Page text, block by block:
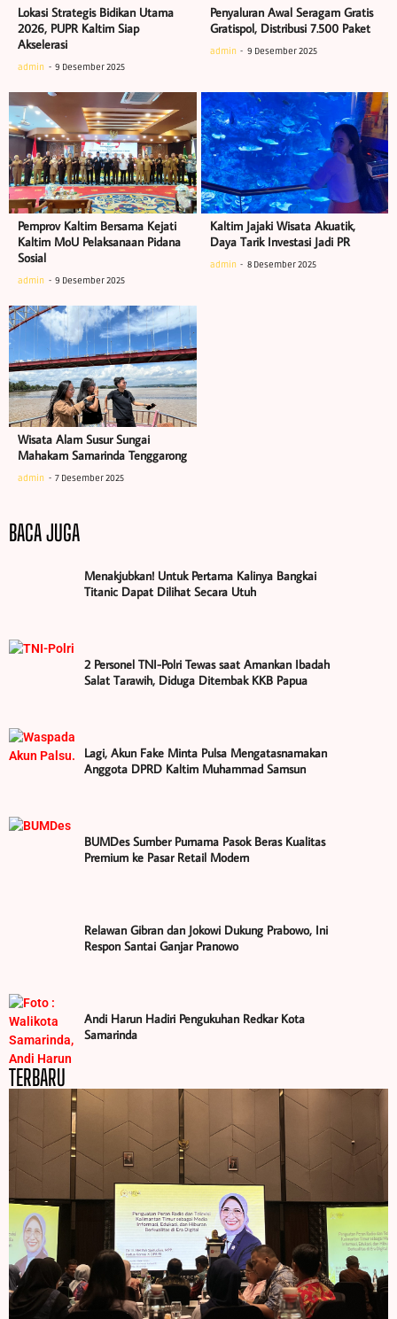
Lokasi Strategis Bidikan Utama
2026, PUPR Kaltim Siap
Akselerasi
admin 9 Desember 2025
Penyaluran Awal Seragam Gratis
Gratispol, Distribusi 7.500 Paket
admin 9 Desember 2025
Pemprov Kaltim Bersama Kejati
Kaltim MoU Pelaksanaan Pidana
Sosial
admin 9 Desember 2025
Kaltim Jajaki Wisata Akuatik,
Daya Tarik Investasi Jadi PR
admin 8 Desember 2025
Wisata Alam Susur Sungai
Mahakam Samarinda Tenggarong
admin 7 Desember 2025
BACA JUGA
Menakjubkan! Untuk Pertama Kalinya Bangkai
Titanic Dapat Dilihat Secara Utuh
2 Personel TNI-Polri Tewas saat Amankan Ibadah
Salat Tarawih, Diduga Ditembak KKB Papua
Lagi, Akun Fake Minta Pulsa Mengatasnamakan
Anggota DPRD Kaltim Muhammad Samsun
BUMDes Sumber Purnama Pasok Beras Kualitas
Premium ke Pasar Retail Modern
Relawan Gibran dan Jokowi Dukung Prabowo, Ini
Respon Santai Ganjar Pranowo
Andi Harun Hadiri Pengukuhan Redkar Kota
Samarinda
TERBARU